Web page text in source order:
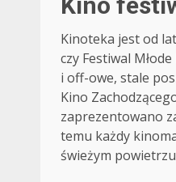
Kinoteka jest od
czy Festiwal
i off-owe, stale
Kino
zaprezentowano
temu każdy
świeżym